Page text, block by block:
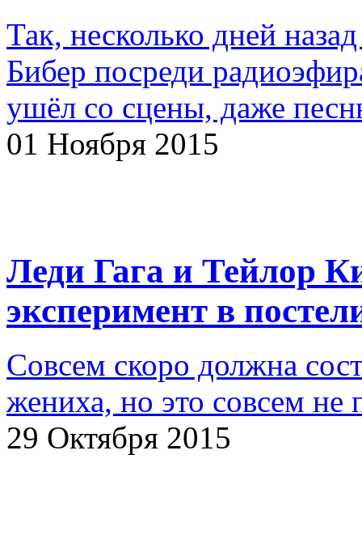
Так, несколько дней
Бибер посреди
ушёл со сцены, даже
01 Ноября 2015
Леди Гага и Тейлор
эксперимент в
Совсем скоро должна
жениха, но это совсем не
29 Октября 2015